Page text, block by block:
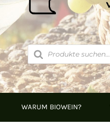
Products
search
WARUM BIOWEIN?